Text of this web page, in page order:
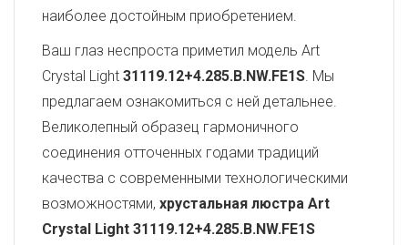
наиболее достойным приобретением.
Ваш глаз неспроста приметил модель Art
Crystal Light 31119.12+4.285.B.NW.FE1S. Мы
предлагаем ознакомиться с ней детальнее.
Великолепный образец гармоничного
соединения отточенных годами традиций
качества с современными технологическими
возможностями, хрустальная люстра Art
Crystal Light 31119.12+4.285.B.NW.FE1S